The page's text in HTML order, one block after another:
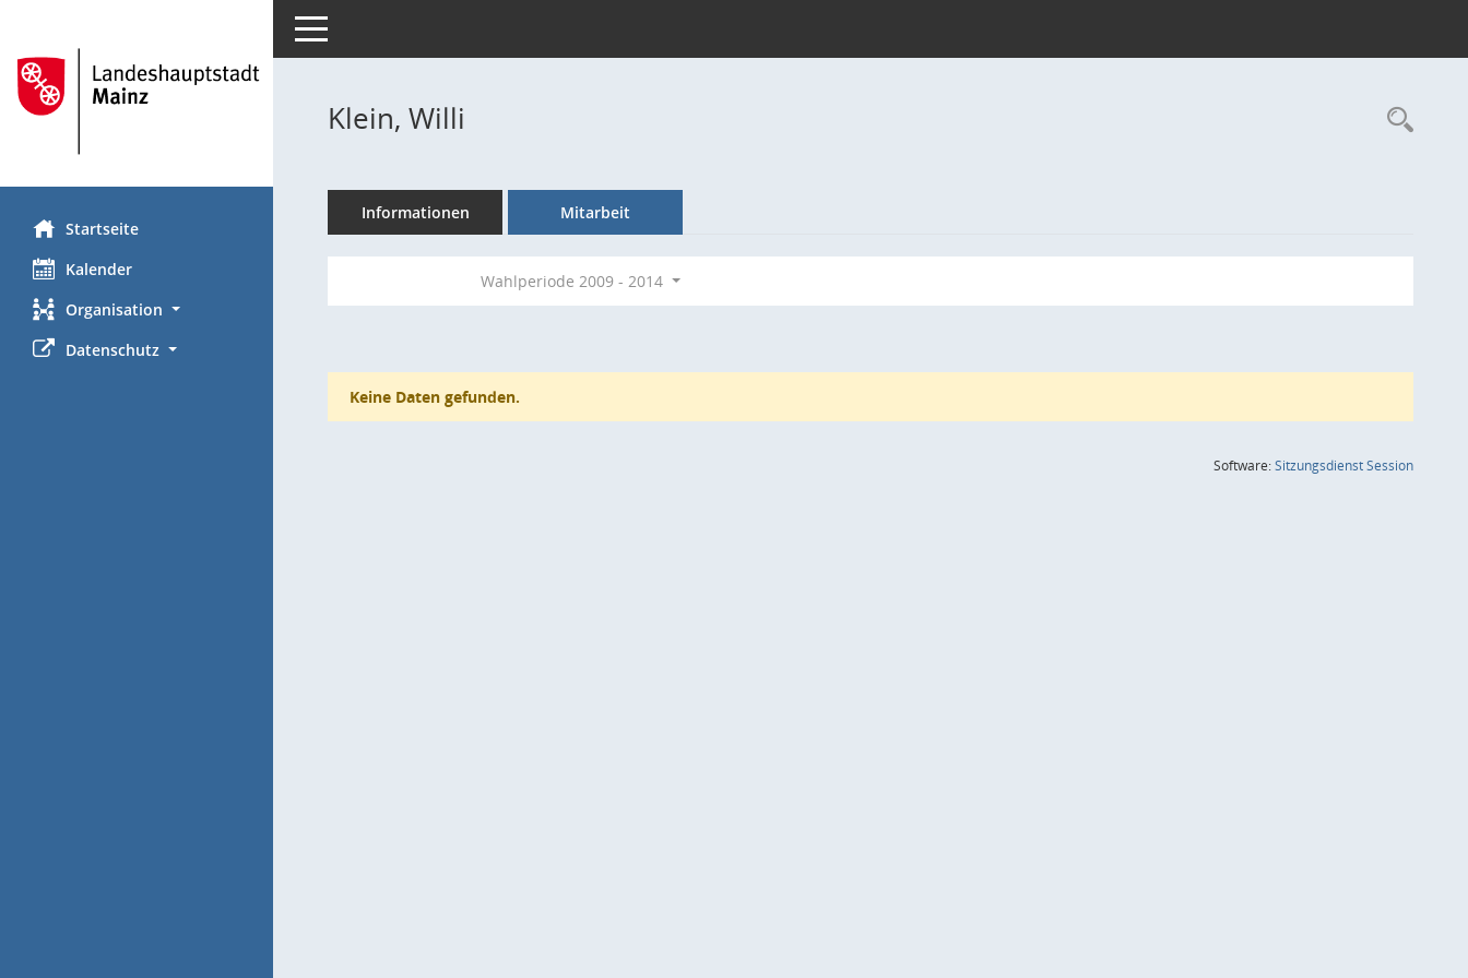
Startseite
Kalender
Organisation
Datenschutz
Toggle navigation
Klein, Willi
Informationen Mitarbeit
Wahlperiode 2009 - 2014
Keine Daten gefunden.
Software:SitzungsdienstSession(Wird in